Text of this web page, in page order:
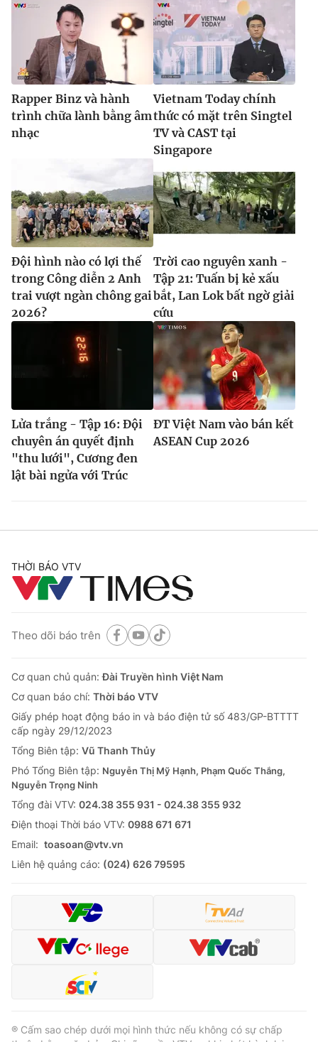
Rapper Binz và hành
trình chữa lành bằng âm
nhạc
Vietnam Today chính
thức có mặt trên Singtel
TV và CAST tại
Singapore
Đội hình nào có lợi thế
trong Công diễn 2 Anh
trai vượt ngàn chông gai
2026?
Trời cao nguyên xanh -
Tập 21: Tuấn bị kẻ xấu
bắt, Lan Lok bất ngờ giải
cứu
Lửa trắng - Tập 16: Đội
chuyên án quyết định
"thu lưới", Cương đen
lật bài ngửa với Trúc
ĐT Việt Nam vào bán kết
ASEAN Cup 2026
THỜI BÁO VTV
Theo dõi báo trên
Cơ quan chủ quản:Đài Truyền hình Việt Nam
Cơ quan báo chí: Thời báo VTV
Giấy phép hoạt động báo in và báo điện tử số 483/GP-BTTTT
cấp ngày 29/12/2023
Tổng Biên tập: Vũ Thanh Thủy
Phó Tổng Biên tập: Nguyễn Thị Mỹ Hạnh, Phạm Quốc Thắng,
Nguyễn Trọng Ninh
Tổng đài VTV: 024.38 355 931 - 024.38 355 932
Ðiện thoại Thời báo VTV: 0988 671 671
Email: toasoan@vtv.vn
Liên hệ quảng cáo: (024) 626 79595
® Cấm sao chép dưới mọi hình thức nếu không có sự chấp